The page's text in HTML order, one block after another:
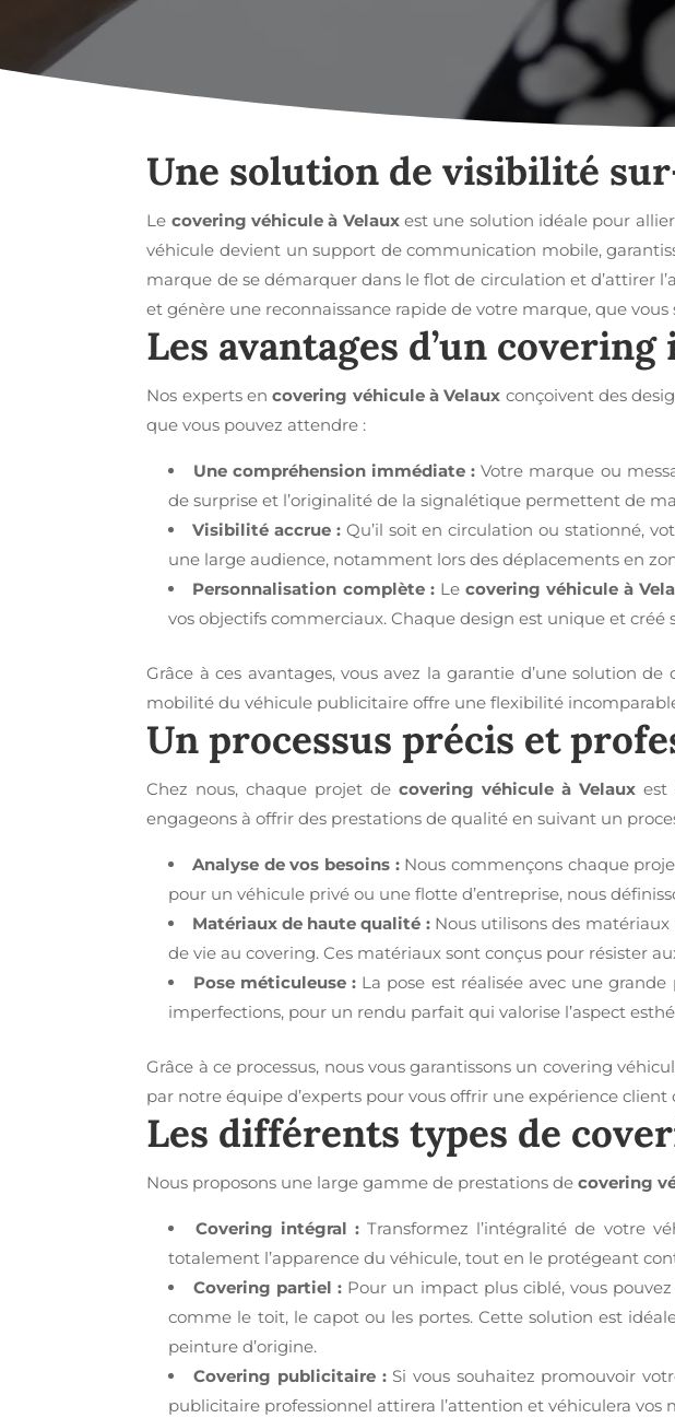
Une solution de visibilité
Le covering véhicule à Velauxest une solution idéale pour
véhicule devient un support de communication mobile,
marque de se démarquer dans le flot de circulation et d’attirer
et génère une reconnaissance rapide de votre marque, que
Les avantages d’un
Nos experts encovering véhicule à Velaux conçoivent des
que vous pouvez attendre :
Une compréhension immédiate : Votre marque ou
de surprise et l’originalité de la signalétique permettent de
Visibilité accrue :Qu’il soit en circulation ou stationné,
une large audience, notamment lors des déplacements en
Personnalisation complète :Le covering véhicule à
vos objectifs commerciaux. Chaque design est unique et
Grâce à ces avantages, vous avez la garantie d’une solution
mobilité du véhicule publicitaire offre une flexibilité
Un processus précis et
Chez nous, chaque projet decovering véhicule à Velaux est
engageons à offrir des prestations de qualité en suivant un
Analyse de vos besoins :Nous commençons chaque
pour un véhicule privé ou une flotte d’entreprise, nous
Matériaux de haute qualité :Nous utilisons des
de vie au covering. Ces matériaux sont conçus pour résister
Pose méticuleuse : La pose est réalisée avec une
imperfections, pour un rendu parfait qui valorise l’aspect
Grâce à ce processus, nous vous garantissons un covering
par notre équipe d’experts pour vous offrir une expérience
Les différents types de
Nous proposons une large gamme de prestations decovering
Covering intégral :Transformez l’intégralité de votre
totalement l’apparence du véhicule, tout en le protégeant
Covering partiel :Pour un impact plus ciblé, vous
comme le toit, le capot ou les portes. Cette solution est
peinture d’origine.
Covering publicitaire :Si vous souhaitez promouvoir
publicitaire professionnel attirera l’attention et véhiculera vos